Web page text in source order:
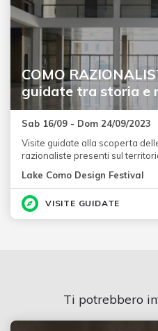
COMO
guidate tra storia e
Sab 16/09 - Dom 24/09/2023
Visite guidate alla scoperta
razionaliste presenti sul
Lake Como Design Festival
VISITE GUIDATE
Ti potrebbero